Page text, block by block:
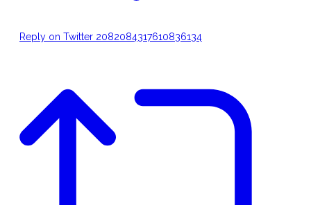
Reply on Twitter 2082084317610836134